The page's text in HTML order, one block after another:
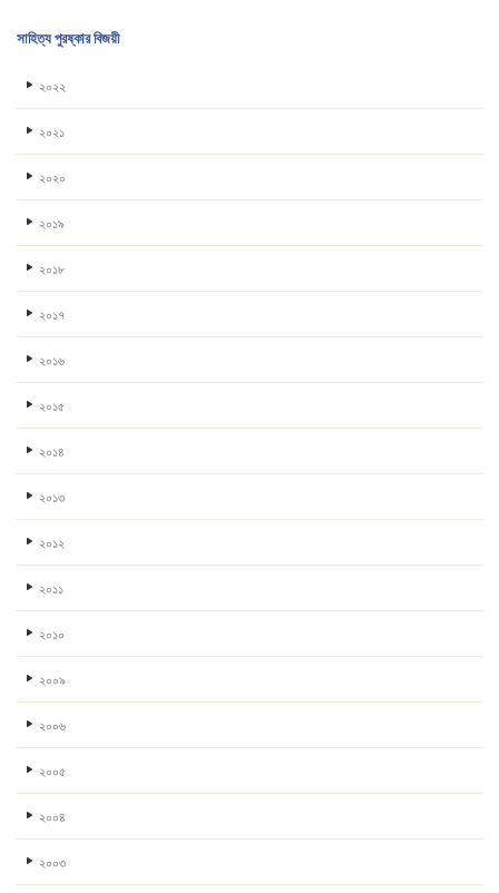
সাহিত্য পুরষ্কার বিজয়ী
২০২২
২০২১
২০২০
২০১৯
২০১৮
২০১৭
২০১৬
২০১৫
২০১৪
২০১৩
২০১২
২০১১
২০১০
২০০৯
২০০৬
২০০৫
২০০৪
২০০৩